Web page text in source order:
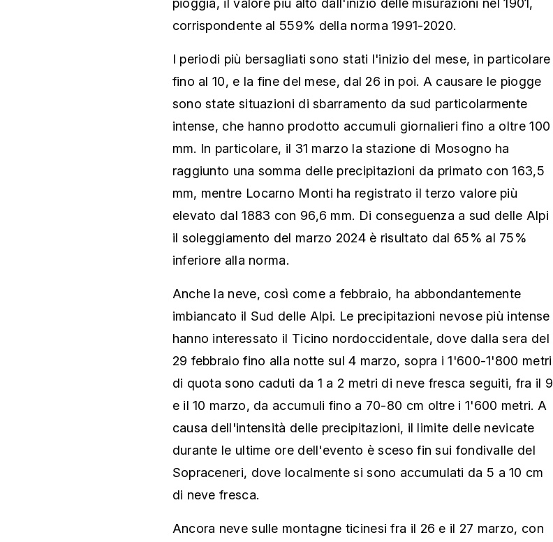
pioggia, il valore più alto dall'inizio delle misurazioni nel 1901,
corrispondente al 559% della norma 1991-2020.
I periodi più bersagliati sono stati l'inizio del mese, in particolare
fino al 10, e la fine del mese, dal 26 in poi. A causare le piogge
sono state situazioni di sbarramento da sud particolarmente
intense, che hanno prodotto accumuli giornalieri fino a oltre 100
mm. In particolare, il 31 marzo la stazione di Mosogno ha
raggiunto una somma delle precipitazioni da primato con 163,5
mm, mentre Locarno Monti ha registrato il terzo valore più
elevato dal 1883 con 96,6 mm. Di conseguenza a sud delle Alpi
il soleggiamento del marzo 2024 è risultato dal 65% al 75%
inferiore alla norma.
Anche la neve, così come a febbraio, ha abbondantemente
imbiancato il Sud delle Alpi. Le precipitazioni nevose più intense
hanno interessato il Ticino nordoccidentale, dove dalla sera del
29 febbraio fino alla notte sul 4 marzo, sopra i 1'600-1'800 metri
di quota sono caduti da 1 a 2 metri di neve fresca seguiti, fra il 9
e il 10 marzo, da accumuli fino a 70-80 cm oltre i 1'600 metri. A
causa dell'intensità delle precipitazioni, il limite delle nevicate
durante le ultime ore dell'evento è sceso fin sui fondivalle del
Sopraceneri, dove localmente si sono accumulati da 5 a 10 cm
di neve fresca.
Ancora neve sulle montagne ticinesi fra il 26 e il 27 marzo, con